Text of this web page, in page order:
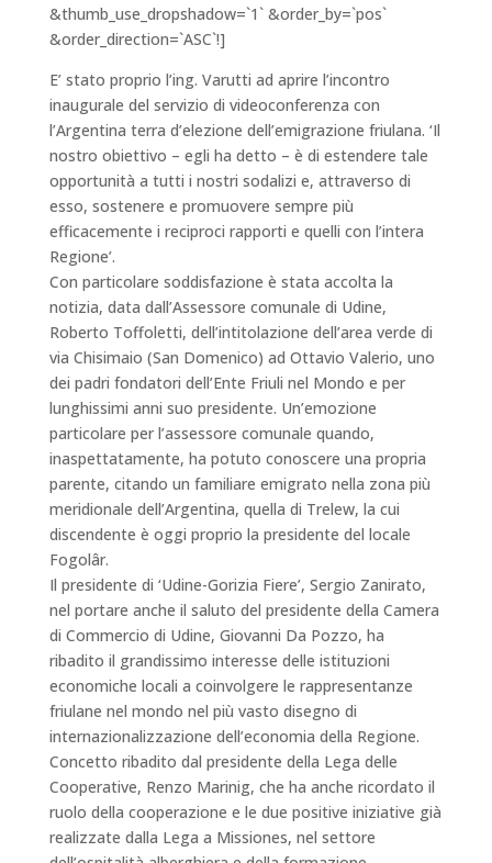
&thumb_use_dropshadow=`1` &order_by=`pos`
&order_direction=`ASC`!]
E’ stato proprio l’ing. Varutti ad aprire l’incontro
inaugurale del servizio di videoconferenza con
l’Argentina terra d’elezione dell’emigrazione friulana. ‘Il
nostro obiettivo – egli ha detto – è di estendere tale
opportunità a tutti i nostri sodalizi e, attraverso di
esso, sostenere e promuovere sempre più
efficacemente i reciproci rapporti e quelli con l’intera
Regione’.
Con particolare soddisfazione è stata accolta la
notizia, data dall’Assessore comunale di Udine,
Roberto Toffoletti, dell’intitolazione dell’area verde di
via Chisimaio (San Domenico) ad Ottavio Valerio, uno
dei padri fondatori dell’Ente Friuli nel Mondo e per
lunghissimi anni suo presidente. Un’emozione
particolare per l’assessore comunale quando,
inaspettatamente, ha potuto conoscere una propria
parente, citando un familiare emigrato nella zona più
meridionale dell’Argentina, quella di Trelew, la cui
discendente è oggi proprio la presidente del locale
Fogolâr.
Il presidente di ‘Udine-Gorizia Fiere’, Sergio Zanirato,
nel portare anche il saluto del presidente della Camera
di Commercio di Udine, Giovanni Da Pozzo, ha
ribadito il grandissimo interesse delle istituzioni
economiche locali a coinvolgere le rappresentanze
friulane nel mondo nel più vasto disegno di
internazionalizzazione dell’economia della Regione.
Concetto ribadito dal presidente della Lega delle
Cooperative, Renzo Marinig, che ha anche ricordato il
ruolo della cooperazione e le due positive iniziative già
realizzate dalla Lega a Missiones, nel settore